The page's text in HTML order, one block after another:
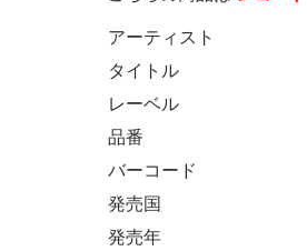
アーティスト
タイトル
レーベル
品番
バーコード
発売国
発売年